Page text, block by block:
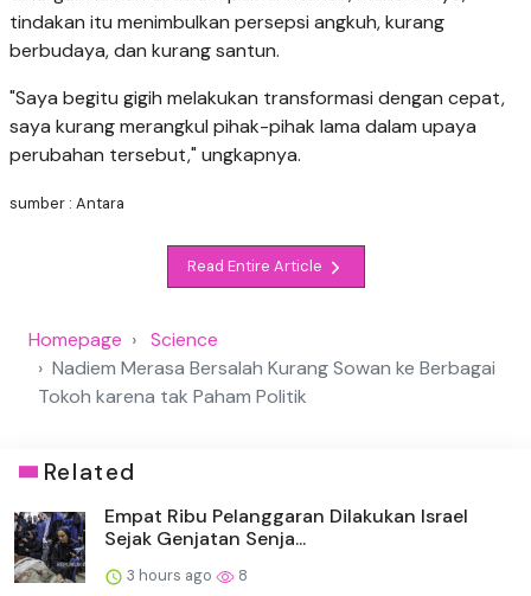
tindakan itu menimbulkan persepsi angkuh, kurang
berbudaya, dan kurang santun.
"Saya begitu gigih melakukan transformasi dengan cepat,
saya kurang merangkul pihak-pihak lama dalam upaya
perubahan tersebut," ungkapnya.
sumber : Antara
Read Entire Article
Homepage
Science
Nadiem Merasa Bersalah Kurang Sowan ke Berbagai
Tokoh karena tak Paham Politik
Related
Empat Ribu Pelanggaran Dilakukan Israel
Sejak Genjatan Senja...
3 hours ago 8